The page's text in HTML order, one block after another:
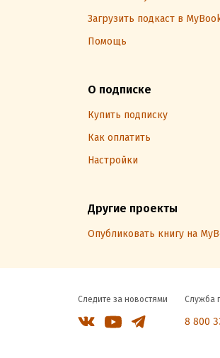
Загрузить подкаст в
Помощь
О подписке
Купить подписку
Как оплатить
Настройки
Другие проекты
Опубликовать книгу на
Следите за новостями Служба
8 800